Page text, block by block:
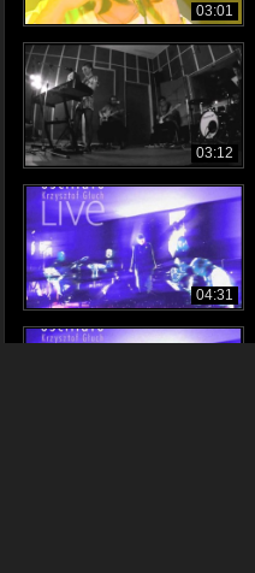
03:01
03:12
04:31